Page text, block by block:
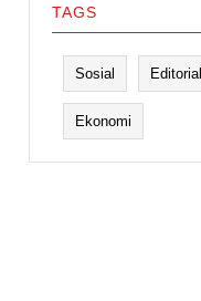
TAGS
Sosial Editorial
Ekonomi